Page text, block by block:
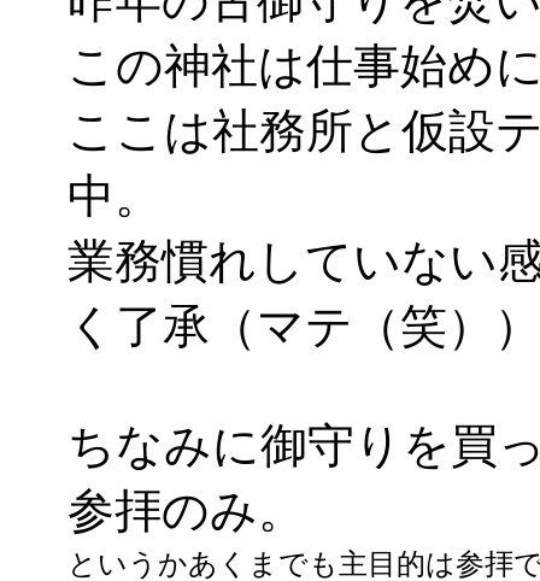
この神社は仕事始め
ここは社務所と仮設
中。
業務慣れしていない
く了承（マテ（笑））
ちなみに御守りを買
参拝のみ。
というかあくまでも主目的は参拝